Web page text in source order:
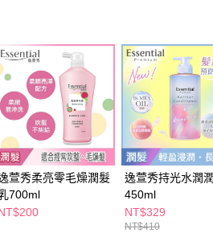
享後付 」之結帳頁面顯示為準，若有關於
退款等相關疑問，請聯繫「AFTEE先享後付
support/home
司提供之「AFTEE先享後付」服務完成之交
供個人資料，並將交易相關給付款項請求債
。
瀏覽以下網址：
法定代理人或監護人之同意方可使用
意申辦者引起之損失，本公司不負相關責
，將依據個別帳號之用戶狀況，依本公司即
上)免運費
上)免運費
上)免運費
以上)免運費
萱秀柔亮零毛燥潤髮
700ml
逸萱秀持光水潤
450ml
NT$329
NT$410